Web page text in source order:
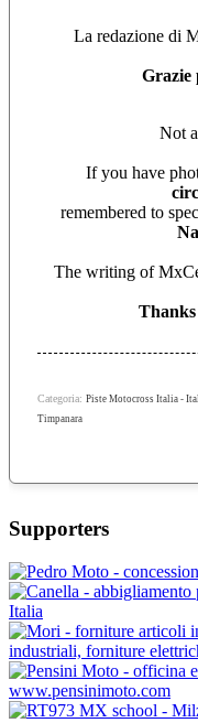
La redazione di
Grazie
Not
If you have
remembered to
The writing of
Categoria: Piste Motocross Italia -
Timpanara
Supporters